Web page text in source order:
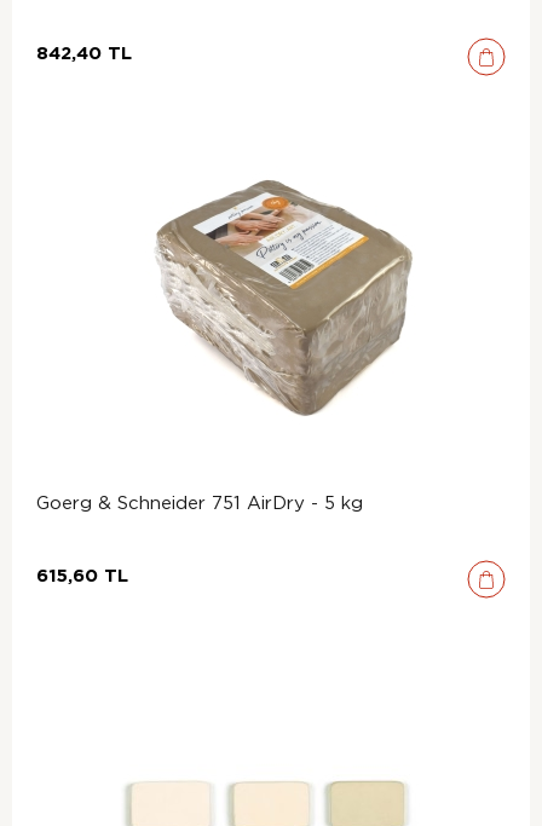
842,40 TL
Goerg & Schneider 751 AirDry - 5 kg
615,60 TL